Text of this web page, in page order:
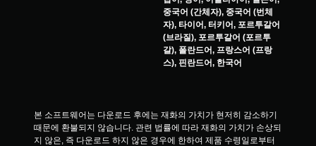
중국어 (간체자), 중국어 (번체
자), 타이어, 터키어, 포르투갈어
(브라질), 포르투갈어 (포르투
갈), 폴란드어, 프랑스어 (프랑
스), 핀란드어, 한국어
본 소프트웨어는 다운로드 후에는 재화의 가치가 현저히 감소하기
때문에 환불되지 않습니다. 관련 법률에 따라 재화의 가치가 손상되
지 않은, 즉 다운로드 하지 않은 경우에 한하여 제품 수령일로부터